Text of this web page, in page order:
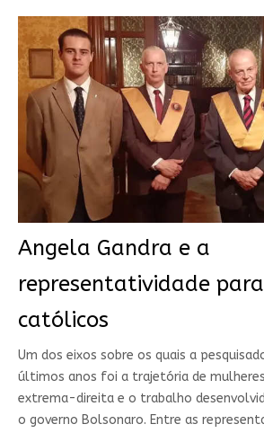
Angela Gandra e a
representatividade
católicos
Um dos eixos sobre os quais a
últimos anos foi a trajetória de
extrema-direita e o trabalho
o governo Bolsonaro. Entre as